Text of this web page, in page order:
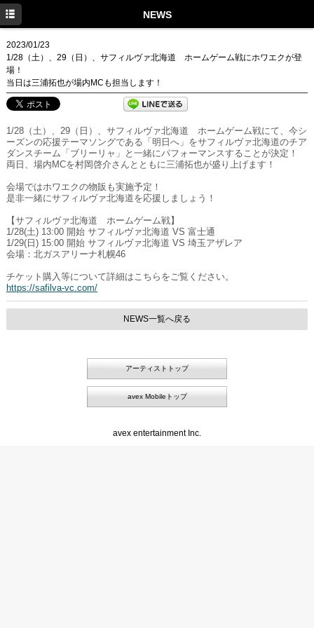
NEWS
2023/01/23
1/28（土）、29（日）、サフィルヴァ北海道 ホームゲーム戦にホワエクが登
場！
当日は三浦拓也が場内MCも担当します！
1/28（土）、29（日）、サフィルヴァ北海道 ホームゲーム戦にて、今シ
ーズンの応援テーマソングである「明日へ」をサフィルヴァ北海道のチア
ダンスチーム「ブリーリャ」と一緒にパフォーマンスすることが決定！
両日、場内MCを村岡啓介さんとともに三浦拓也が盛り上げます！
会場ではホワエクの物販も実施予定！
是非一緒にサフィルヴァ北海道を応援しましょう！
【サフィルヴァ北海道 ホームゲーム戦】
1/28(土) 13:00 開始 サフィルヴァ北海道 VS 富士通
1/29(日) 15:00 開始 サフィルヴァ北海道 VS 埼玉アザレア
会場：北ガスアリーナ札幌46
チケット購入等について詳細はこちらをご覧ください。
https://safilva-vc.com/
NEWS一覧へ戻る
アーティストトップ
avex Mobileトップ
avex entertainment Inc.
NEWS
DISCOGRAPHY
MOVIE